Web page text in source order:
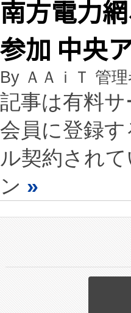
南方電力
参加 中央
By ＡＡｉＴ 管理
記事は有料
会員に登録
ル契約され
ン »